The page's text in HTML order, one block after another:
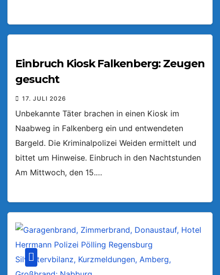
Einbruch Kiosk Falkenberg: Zeugen
gesucht
17. JULI 2026
Unbekannte Täter brachen in einen Kiosk im
Naabweg in Falkenberg ein und entwendeten
Bargeld. Die Kriminalpolizei Weiden ermittelt und
bittet um Hinweise. Einbruch in den Nachtstunden
Am Mittwoch, den 15.…